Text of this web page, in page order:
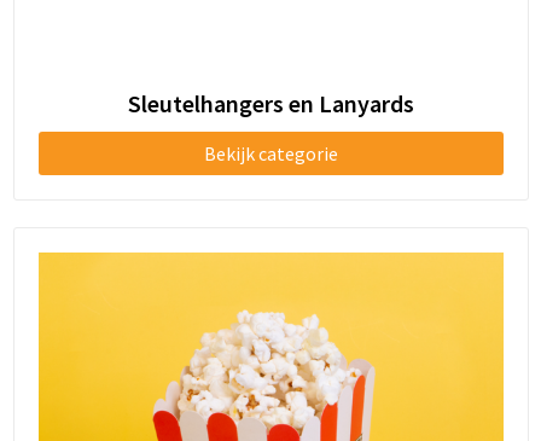
Sleutelhangers en Lanyards
Bekijk categorie